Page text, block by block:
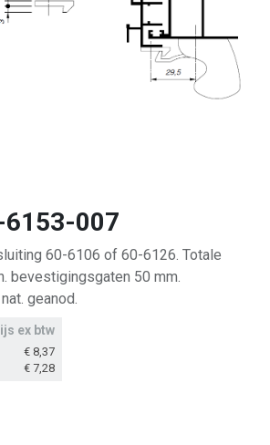
007
60-6106 of 60-6126. Totale
bevestigingsgaten 50 mm.
geanod.
ex btw
€ 8,37
€ 7,28